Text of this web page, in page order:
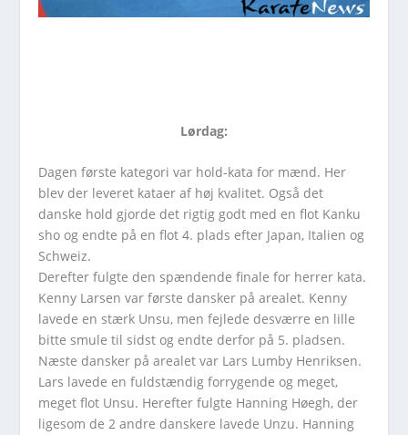
Lørdag:
Dagen første kategori var hold-kata for mænd. Her
blev der leveret kataer af høj kvalitet. Også det
danske hold gjorde det rigtig godt med en flot Kanku
sho og endte på en flot 4. plads efter Japan, Italien og
Schweiz.
Derefter fulgte den spændende finale for herrer kata.
Kenny Larsen var første dansker på arealet. Kenny
lavede en stærk Unsu, men fejlede desværre en lille
bitte smule til sidst og endte derfor på 5. pladsen.
Næste dansker på arealet var Lars Lumby Henriksen.
Lars lavede en fuldstændig forrygende og meget,
meget flot Unsu. Herefter fulgte Hanning Høegh, der
ligesom de 2 andre danskere lavede Unzu. Hanning